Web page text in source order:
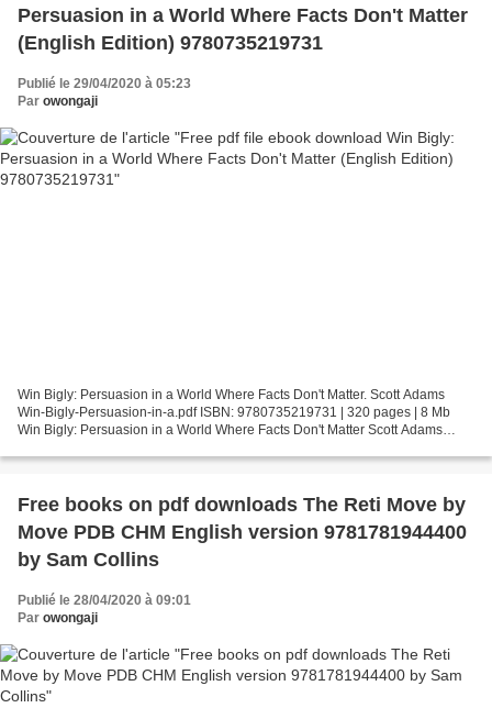
Persuasion in a World Where Facts Don't Matter
(English Edition) 9780735219731
Publié le 29/04/2020 à 05:23
Par owongaji
Win Bigly: Persuasion in a World Where Facts Don't Matter. Scott Adams
Win-Bigly-Persuasion-in-a.pdf ISBN: 9780735219731 | 320 pages | 8 Mb
Win Bigly: Persuasion in a World Where Facts Don't Matter Scott Adams
Free books on pdf downloads The Reti Move by
Move PDB CHM English version 9781781944400
by Sam Collins
Publié le 28/04/2020 à 09:01
Par owongaji